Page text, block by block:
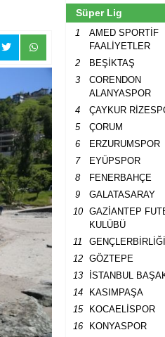
Süper Lig
1
AMED SPORTİF
FAALİYETLER
2 BEŞİKTAŞ
3
CORENDON
ALANYASPOR
4 ÇAYKUR
5
ÇORUM
6
ERZURUMSPOR
7
EYÜPSPOR
8
FENERBAHÇE
9
GALATASARAY
10
GAZİANTEP
KULÜBÜ
11 GENÇLERBİRLİĞİ
12
GÖZTEPE
13
İSTANBUL
14
KASIMPAŞA
15
KOCAELİSPOR
16
KONYASPOR